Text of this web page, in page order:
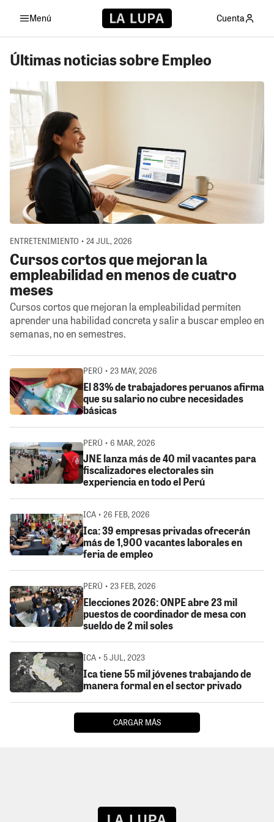
Menú Cuenta
Últimas noticias sobre Empleo
ENTRETENIMIENTO • 24 JUL, 2026
Cursos cortos que mejoran la
empleabilidad en menos de cuatro
meses
Cursos cortos que mejoran la empleabilidad permiten
aprender una habilidad concreta y salir a buscar empleo en
semanas, no en semestres.
PERÚ • 23 MAY, 2026
El 83% de trabajadores peruanos afirma
que su salario no cubre necesidades
básicas
PERÚ • 6 MAR, 2026
JNE lanza más de 40 mil vacantes para
fiscalizadores electorales sin
experiencia en todo el Perú
ICA • 26 FEB, 2026
Ica: 39 empresas privadas ofrecerán
más de 1,900 vacantes laborales en
feria de empleo
PERÚ • 23 FEB, 2026
Elecciones 2026: ONPE abre 23 mil
puestos de coordinador de mesa con
sueldo de 2 mil soles
ICA • 5 JUL, 2023
Ica tiene 55 mil jóvenes trabajando de
manera formal en el sector privado
CARGAR MÁS